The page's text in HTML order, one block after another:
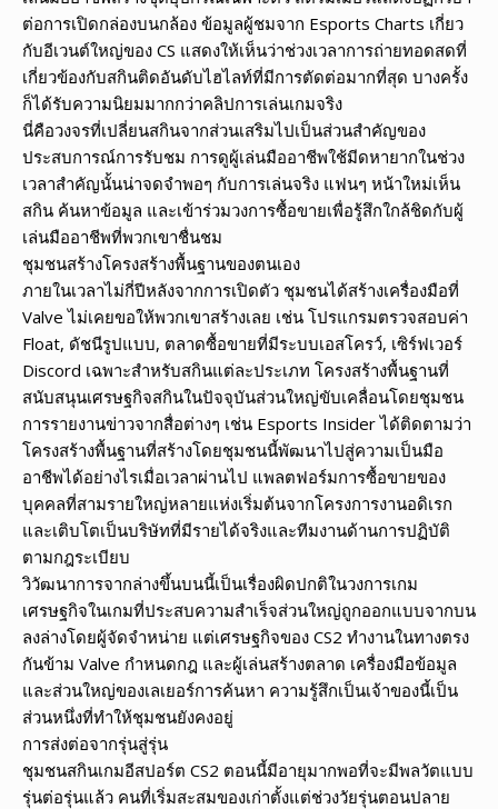
ต่อการเปิดกล่องบนกล้อง ข้อมูลผู้ชมจาก Esports Charts เกี่ยว
กับอีเวนต์ใหญ่ของ CS แสดงให้เห็นว่าช่วงเวลาการถ่ายทอดสดที่
เกี่ยวข้องกับสกินติดอันดับไฮไลท์ที่มีการตัดต่อมากที่สุด บางครั้ง
ก็ได้รับความนิยมมากกว่าคลิปการเล่นเกมจริง
นี่คือวงจรที่เปลี่ยนสกินจากส่วนเสริมไปเป็นส่วนสำคัญของ
ประสบการณ์การรับชม การดูผู้เล่นมืออาชีพใช้มีดหายากในช่วง
เวลาสำคัญนั้นน่าจดจำพอๆ กับการเล่นจริง แฟนๆ หน้าใหม่เห็น
สกิน ค้นหาข้อมูล และเข้าร่วมวงการซื้อขายเพื่อรู้สึกใกล้ชิดกับผู้
เล่นมืออาชีพที่พวกเขาชื่นชม
ชุมชนสร้างโครงสร้างพื้นฐานของตนเอง
ภายในเวลาไม่กี่ปีหลังจากการเปิดตัว ชุมชนได้สร้างเครื่องมือที่
Valve ไม่เคยขอให้พวกเขาสร้างเลย เช่น โปรแกรมตรวจสอบค่า
Float, ดัชนีรูปแบบ, ตลาดซื้อขายที่มีระบบเอสโครว์, เซิร์ฟเวอร์
Discord เฉพาะสำหรับสกินแต่ละประเภท โครงสร้างพื้นฐานที่
สนับสนุนเศรษฐกิจสกินในปัจจุบันส่วนใหญ่ขับเคลื่อนโดยชุมชน
การรายงานข่าวจากสื่อต่างๆ เช่น Esports Insider ได้ติดตามว่า
โครงสร้างพื้นฐานที่สร้างโดยชุมชนนี้พัฒนาไปสู่ความเป็นมือ
อาชีพได้อย่างไรเมื่อเวลาผ่านไป แพลตฟอร์มการซื้อขายของ
บุคคลที่สามรายใหญ่หลายแห่งเริ่มต้นจากโครงการงานอดิเรก
และเติบโตเป็นบริษัทที่มีรายได้จริงและทีมงานด้านการปฏิบัติ
ตามกฎระเบียบ
วิวัฒนาการจากล่างขึ้นบนนี้เป็นเรื่องผิดปกติในวงการเกม
เศรษฐกิจในเกมที่ประสบความสำเร็จส่วนใหญ่ถูกออกแบบจากบน
ลงล่างโดยผู้จัดจำหน่าย แต่เศรษฐกิจของ CS2 ทำงานในทางตรง
กันข้าม Valve กำหนดกฎ และผู้เล่นสร้างตลาด เครื่องมือข้อมูล
และส่วนใหญ่ของเลเยอร์การค้นหา ความรู้สึกเป็นเจ้าของนี้เป็น
ส่วนหนึ่งที่ทำให้ชุมชนยังคงอยู่
การส่งต่อจากรุ่นสู่รุ่น
ชุมชนสกินเกมอีสปอร์ต CS2 ตอนนี้มีอายุมากพอที่จะมีพลวัตแบบ
รุ่นต่อรุ่นแล้ว คนที่เริ่มสะสมของเก่าตั้งแต่ช่วงวัยรุ่นตอนปลาย